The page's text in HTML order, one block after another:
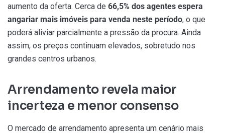
aumento da oferta. Cerca de 66,5% dos agentes espera
angariar mais imóveis para venda neste período, o que
poderá aliviar parcialmente a pressão da procura. Ainda
assim, os preços continuam elevados, sobretudo nos
grandes centros urbanos.
Arrendamento revela maior
incerteza e menor consenso
O mercado de arrendamento apresenta um cenário mais